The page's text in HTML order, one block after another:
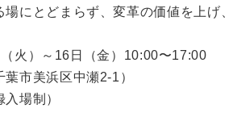
にとどまらず、変革の価値を上げ
火）～16日（金）10:00〜17:00
市美浜区中瀬2-1）
場制）